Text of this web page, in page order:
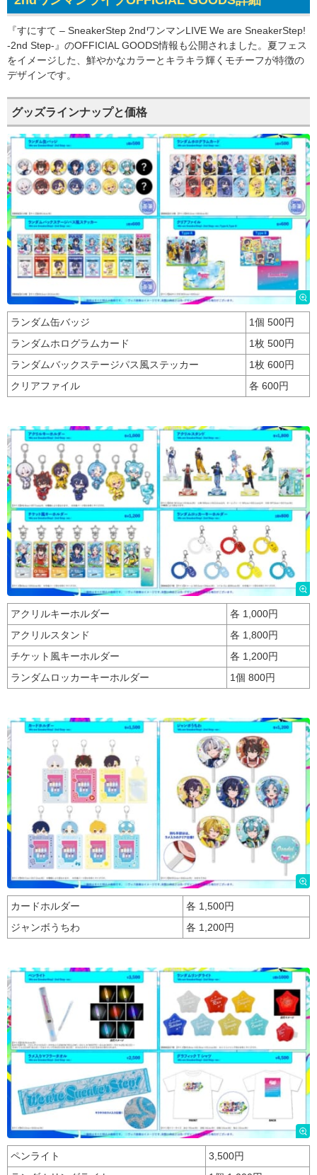
『すにすて – SneakerStep 2ndワンマンLIVE We are SneakerStep!
-2nd Step-』のOFFICIAL GOODS情報も公開されました。夏フェス
をイメージした、鮮やかなカラーとキラキラ輝くモチーフが特徴の
デザインです。
グッズラインナップと価格
ランダム缶バッジ
1個 500円
ランダムホログラムカード
1枚 500円
ランダムバックステージパス風ステッカー
1枚 600円
クリアファイル
各 600円
アクリルキーホルダー
各 1,000円
アクリルスタンド
各 1,800円
チケット風キーホルダー
各 1,200円
ランダムロッカーキーホルダー
1個 800円
カードホルダー
各 1,500円
ジャンボうちわ
各 1,200円
ペンライト
3,500円